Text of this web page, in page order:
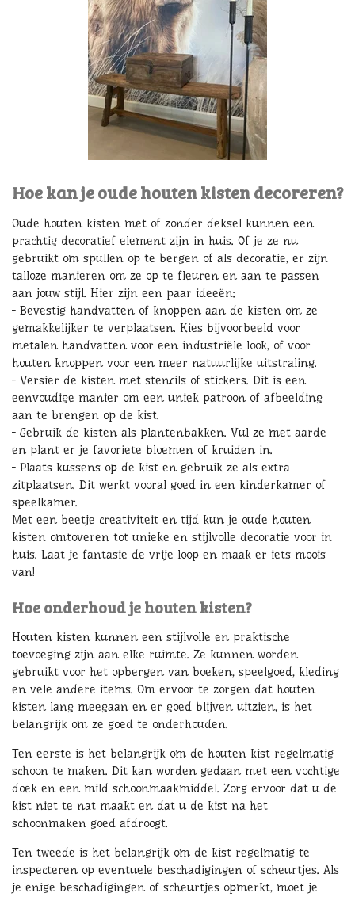
Hoe kan je oude houten kisten decoreren?
Oude houten kisten met of zonder deksel kunnen een
prachtig decoratief element zijn in huis. Of je ze nu
gebruikt om spullen op te bergen of als decoratie, er zijn
talloze manieren om ze op te fleuren en aan te passen
aan jouw stijl. Hier zijn een paar ideeën:
- Bevestig handvatten of knoppen aan de kisten om ze
gemakkelijker te verplaatsen. Kies bijvoorbeeld voor
metalen handvatten voor een industriële look, of voor
houten knoppen voor een meer natuurlijke uitstraling.
- Versier de kisten met stencils of stickers. Dit is een
eenvoudige manier om een uniek patroon of afbeelding
aan te brengen op de kist.
- Gebruik de kisten als plantenbakken. Vul ze met aarde
en plant er je favoriete bloemen of kruiden in.
- Plaats kussens op de kist en gebruik ze als extra
zitplaatsen. Dit werkt vooral goed in een kinderkamer of
speelkamer.
Met een beetje creativiteit en tijd kun je oude houten
kisten omtoveren tot unieke en stijlvolle decoratie voor in
huis. Laat je fantasie de vrije loop en maak er iets moois
van!
Hoe onderhoud je houten kisten?
Houten kisten kunnen een stijlvolle en praktische
toevoeging zijn aan elke ruimte. Ze kunnen worden
gebruikt voor het opbergen van boeken, speelgoed, kleding
en vele andere items. Om ervoor te zorgen dat houten
kisten lang meegaan en er goed blijven uitzien, is het
belangrijk om ze goed te onderhouden.
Ten eerste is het belangrijk om de houten kist regelmatig
schoon te maken. Dit kan worden gedaan met een vochtige
doek en een mild schoonmaakmiddel. Zorg ervoor dat u de
kist niet te nat maakt en dat u de kist na het
schoonmaken goed afdroogt.
Ten tweede is het belangrijk om de kist regelmatig te
inspecteren op eventuele beschadigingen of scheurtjes. Als
je enige beschadigingen of scheurtjes opmerkt, moet je